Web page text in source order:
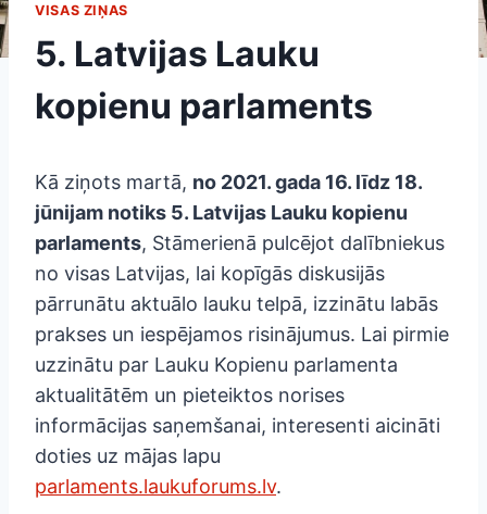
VISAS ZIŅAS
5. Latvijas Lauku
kopienu parlaments
Kā ziņots martā, no 2021. gada 16. līdz 18.
jūnijam notiks 5. Latvijas Lauku kopienu
parlaments, Stāmerienā pulcējot dalībniekus
no visas Latvijas, lai kopīgās diskusijās
pārrunātu aktuālo lauku telpā, izzinātu labās
prakses un iespējamos risinājumus. Lai pirmie
uzzinātu par Lauku Kopienu parlamenta
aktualitātēm un pieteiktos norises
informācijas saņemšanai, interesenti aicināti
doties uz mājas lapu
parlaments.laukuforums.lv.